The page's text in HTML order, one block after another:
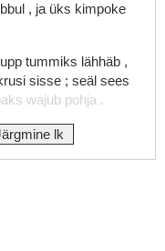
, ja üks kimpoke
tummiks lähhäb ,
sisse ; seäl sees
wajub pohja .
lk